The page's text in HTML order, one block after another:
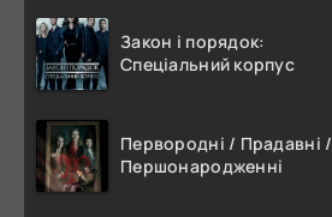
Закон і порядок:
Спеціальний корпус
Первородні / Прадавні /
Першонародженні